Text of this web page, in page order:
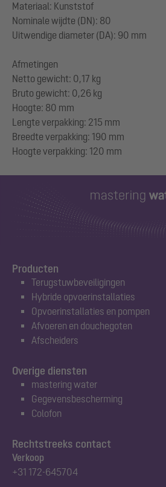
Materiaal: Kunststof
Nominale wijdte (DN): 80
Uitwendige diameter (DA): 90 mm
Afmetingen
Netto gewicht: 0,17 kg
Bruto gewicht: 0,26 kg
Hoogte: 80 mm
Lengte verpakking: 215 mm
Breedte verpakking: 190 mm
Producten
Terugstuwbeveiligingen
Hybride opvoerinstallaties
Opvoerinstallaties en pompen
Afvoeren en douchegoten
Afscheiders
Rechtstreeks contact
Verkoop
+31 172-645704
Overige diensten
mastering water
Gegevensbescherming
Colofon